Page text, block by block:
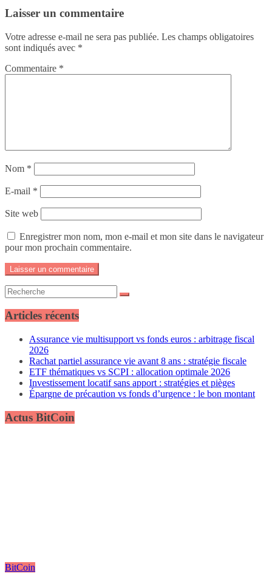
Laisser un commentaire
Votre adresse e-mail ne sera pas publiée. Les champs obligatoires
sont indiqués avec *
Commentaire *
Nom *
E-mail *
Site web
Enregistrer mon nom, mon e-mail et mon site dans le navigateur
pour mon prochain commentaire.
Articles récents
Assurance vie multisupport vs fonds euros : arbitrage fiscal
2026
Rachat partiel assurance vie avant 8 ans : stratégie fiscale
ETF thématiques vs SCPI : allocation optimale 2026
Investissement locatif sans apport : stratégies et pièges
Épargne de précaution vs fonds d’urgence : le bon montant
Actus BitCoin
BitCoin